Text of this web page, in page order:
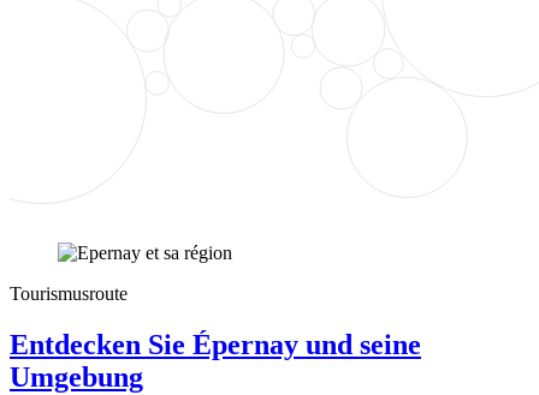
Tourismusroute
Entdecken Sie Épernay und seine
Umgebung